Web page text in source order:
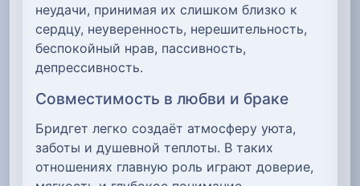
неудачи, принимая их слишком близко к
сердцу, неуверенность, нерешительность,
беспокойный нрав, пассивность,
депрессивность.
Совместимость в любви и браке
Бридгет легко создаёт атмосферу уюта,
заботы и душевной теплоты. В таких
отношениях главную роль играют доверие,